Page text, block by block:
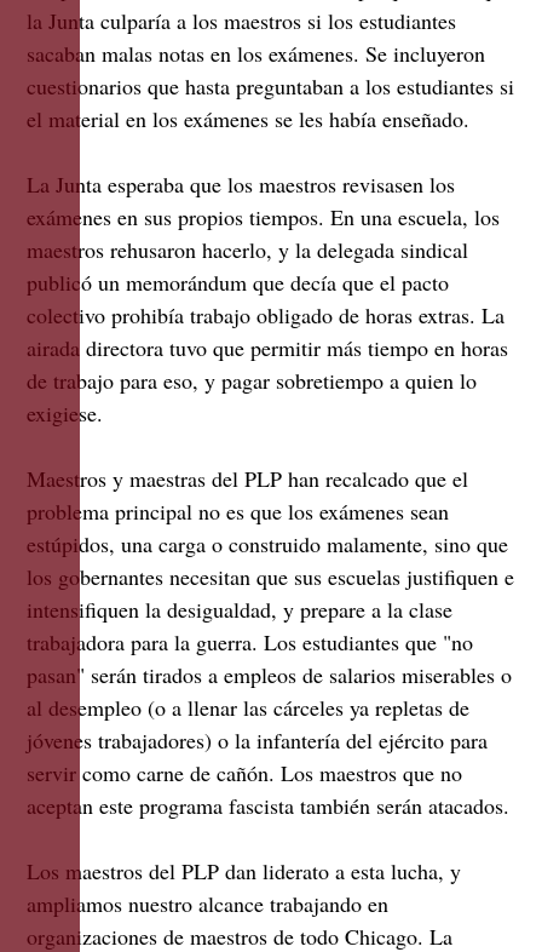
la Junta culparía a los maestros si los estudiantes
sacaban malas notas en los exámenes. Se incluyeron
cuestionarios que hasta preguntaban a los estudiantes si
el material en los exámenes se les había enseñado.
La Junta esperaba que los maestros revisasen los
exámenes en sus propios tiempos. En una escuela, los
maestros rehusaron hacerlo, y la delegada sindical
publicó un memorándum que decía que el pacto
colectivo prohibía trabajo obligado de horas extras. La
airada directora tuvo que permitir más tiempo en horas
de trabajo para eso, y pagar sobretiempo a quien lo
exigiese.
Maestros y maestras del PLP han recalcado que el
problema principal no es que los exámenes sean
estúpidos, una carga o construido malamente, sino que
los gobernantes necesitan que sus escuelas justifiquen e
intensifiquen la desigualdad, y prepare a la clase
trabajadora para la guerra. Los estudiantes que "no
pasan" serán tirados a empleos de salarios miserables o
al desempleo (o a llenar las cárceles ya repletas de
jóvenes trabajadores) o la infantería del ejército para
servir como carne de cañón. Los maestros que no
aceptan este programa fascista también serán atacados.
Los maestros del PLP dan liderato a esta lucha, y
ampliamos nuestro alcance trabajando en
organizaciones de maestros de todo Chicago. La